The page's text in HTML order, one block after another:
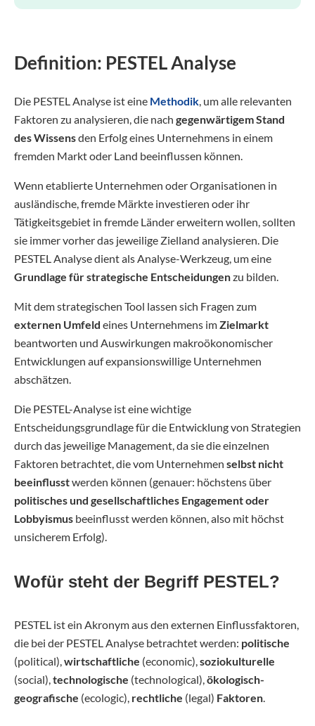
Definition: PESTEL Analyse
Die PESTEL Analyse ist eine Methodik, um alle relevanten
Faktoren zu analysieren, die nach gegenwärtigem Stand
des Wissensden Erfolg eines Unternehmens in einem
fremden Markt oder Land beeinflussen können.
Wenn etablierte Unternehmen oder Organisationen in
ausländische, fremde Märkte investieren oder ihr
Tätigkeitsgebiet in fremde Länder erweitern wollen, sollten
sie immer vorher das jeweilige Zielland analysieren. Die
PESTEL Analyse dient als Analyse-Werkzeug, um eine
Grundlage für strategische Entscheidungenzu bilden.
Mit dem strategischen Tool lassen sich Fragen zum
externen Umfeld eines Unternehmens imZielmarkt
beantworten und Auswirkungen makroökonomischer
Entwicklungen auf expansionswillige Unternehmen
abschätzen.
Die PESTEL-Analyse ist eine wichtige
Entscheidungsgrundlage für die Entwicklung von Strategien
durch das jeweilige Management, da sie die einzelnen
Faktoren betrachtet, die vom Unternehmen selbst nicht
beeinflusstwerden können (genauer: höchstens über
politisches und gesellschaftliches Engagement oder
Lobbyismus beeinflusst werden können, also mit höchst
unsicherem Erfolg).
Wofür steht der Begriff PESTEL?
PESTEL ist ein Akronym aus den externen Einflussfaktoren,
die bei der PESTEL Analyse betrachtet werden: politische
(political),wirtschaftliche (economic),soziokulturelle
(social),technologische (technological),ökologisch-
geografische (ecologic), rechtliche (legal) Faktoren.